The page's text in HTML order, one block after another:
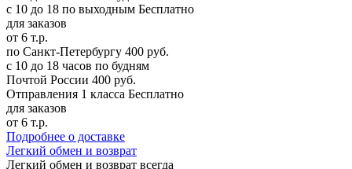
с 10 до 18 по выходным Бесплатно
для заказов
от 6 т.р.
по Санкт-Петербургу 400 руб.
с 10 до 18 часов по будням
Почтой России 400 руб.
Отправления 1 класса Бесплатно
для заказов
от 6 т.р.
Подробнее о доставке
Легкий обмен и возврат
Легкий обмен и возврат всегда